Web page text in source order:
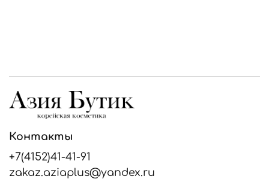
Контакты
+7(4152)41-41-91
zakaz.aziaplus@yandex.ru